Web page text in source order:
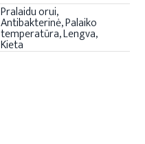
Pralaidu orui,
Antibakterinė, Palaiko
temperatūra, Lengva,
Kieta